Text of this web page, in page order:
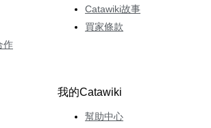
作
Catawiki故事
買家條款
我的Catawiki
幫助中心